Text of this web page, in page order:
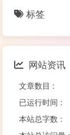
标签
网站资讯
文章数目 :
已运行时间 :
本站总字数 :